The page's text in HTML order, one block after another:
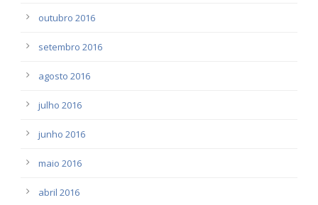
outubro 2016
setembro 2016
agosto 2016
julho 2016
junho 2016
maio 2016
abril 2016